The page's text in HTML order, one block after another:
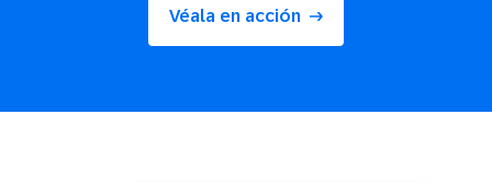
Véala en acción